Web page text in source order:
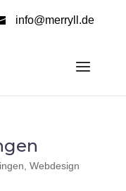
info@merryll.de
Webdesign